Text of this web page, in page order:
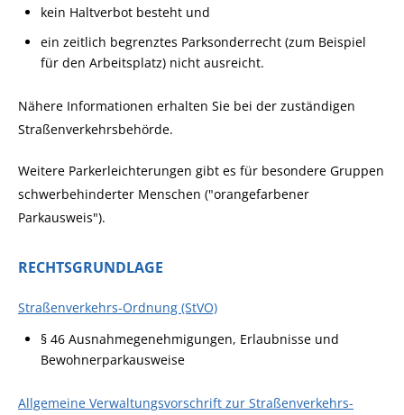
kein Haltverbot besteht und
ein zeitlich begrenztes Parksonderrecht (zum Beispiel
für den Arbeitsplatz) nicht ausreicht.
Nähere Informationen erhalten Sie bei der zuständigen
Straßenverkehrsbehörde.
Weitere Parkerleichterungen gibt es für besondere Gruppen
schwerbehinderter Menschen ("orangefarbener
Parkausweis").
RECHTSGRUNDLAGE
Straßenverkehrs-Ordnung (StVO)
§ 46 Ausnahmegenehmigungen, Erlaubnisse und
Bewohnerparkausweise
Allgemeine Verwaltungsvorschrift zur Straßenverkehrs-